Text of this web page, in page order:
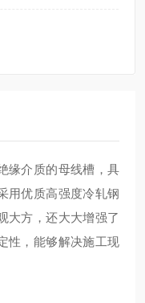
缘介质的母线槽，具
用优质高强度冷轧钢
大方，还大大增强了
性，能够解决施工现